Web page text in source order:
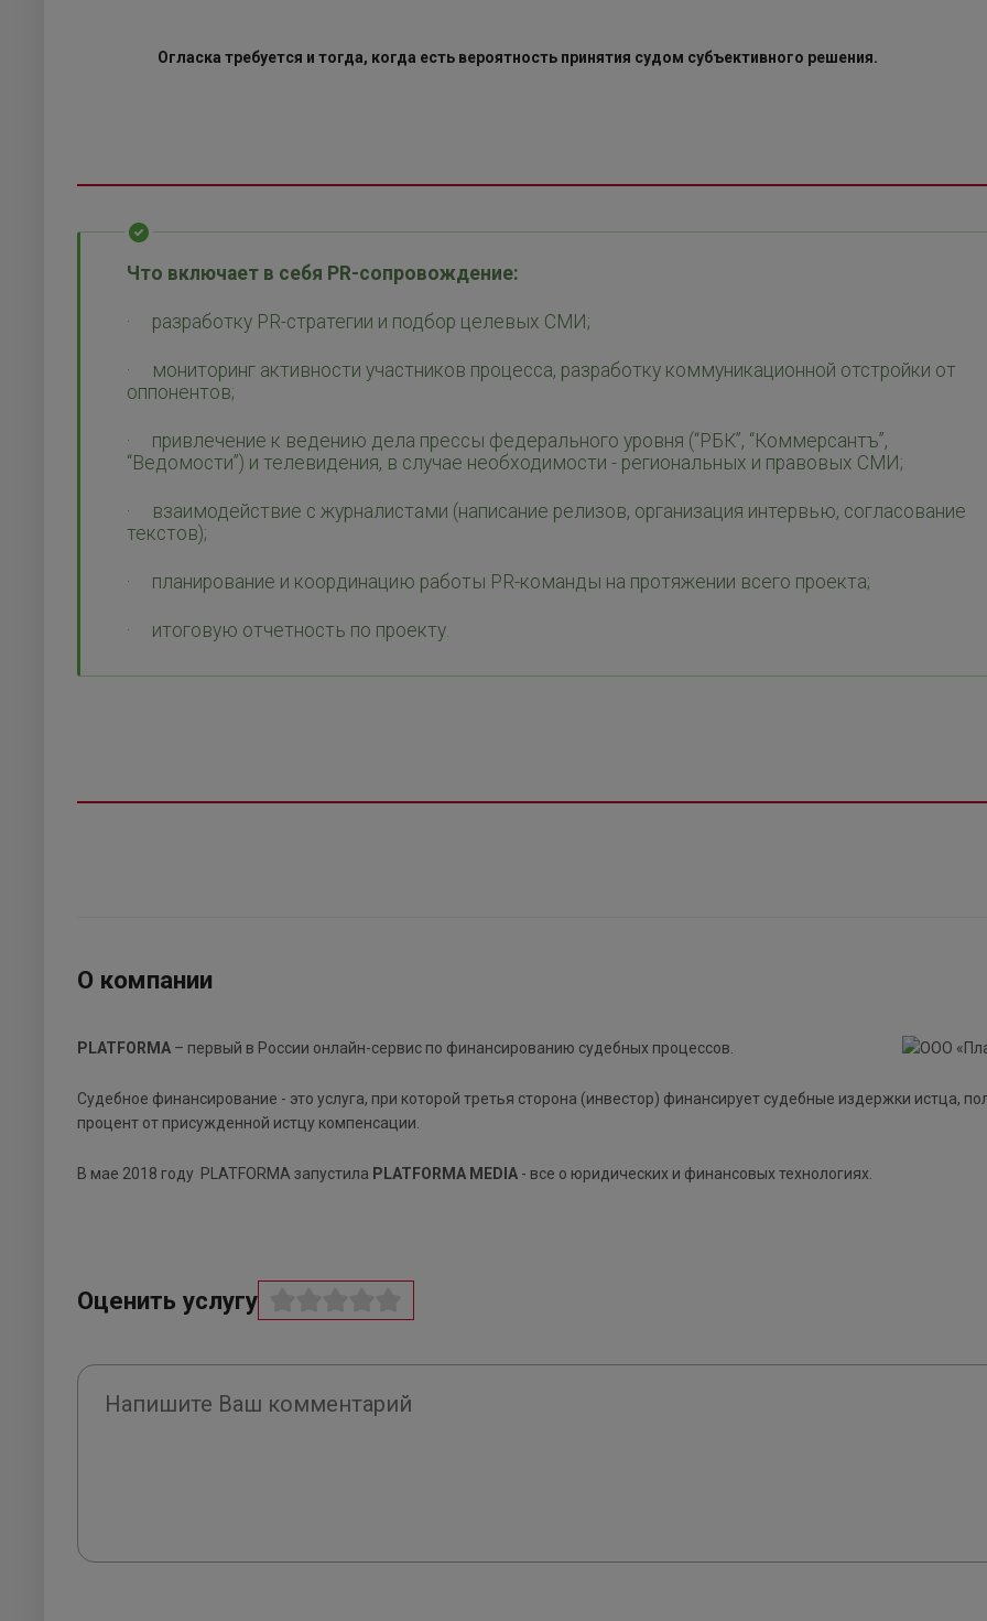
Огласка требуется и тогда, когда есть вероятность принятия судом субъективного решения.
Что включает в себя PR-сопровождение:
· разработку PR-стратегии и подбор целевых СМИ;
· мониторинг активности участников процесса, разработку коммуникационной отстройки от
оппонентов;
· привлечение к ведению дела прессы федерального уровня (“РБК”, “Коммерсантъ”,
“Ведомости”) и телевидения, в случае необходимости - региональных и правовых СМИ;
· взаимодействие с журналистами (написание релизов, организация интервью, согласование
текстов);
· планирование и координацию работы PR-команды на протяжении всего проекта;
· итоговую отчетность по проекту.
О компании
PLATFORMA – первый в России онлайн-сервис по финансированию судебных процессов.
Судебное финансирование - это услуга, при которой третья сторона (инвестор) финансирует судебные издержки истца,
процент от присужденной истцу компенсации.
В мае 2018 году PLATFORMA запустила PLATFORMA MEDIA - все о юридических и финансовых технологиях.
Оценить услугу